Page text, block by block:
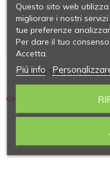
UNITÀ
Contiene 4 articoli
Questo sito web
migliorare i nostri
tue preferenze
Per dare il tuo
Accetta.
Piú info